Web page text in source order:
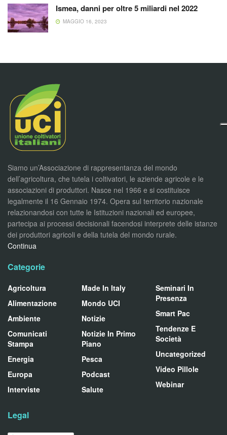
Ismea, danni per oltre 5 miliardi nel 2022
MAGGIO 16, 2023
Siamo un’Associazione di rappresentanza del mondo
dell’agricoltura, che tutela i coltivatori, le aziende agricole e le
associazioni di produttori. Nasce nel 1966 e si costituisce
legalmente il 16 Gennaio 1974. Opera sul territorio nazionale
relazionandosi con tutte le Istituzioni nazionali ed europee,
partecipa ai processi decisionali facendosi interprete delle istanze
dei produttori agricoli e della tutela del mondo rurale.
Continua
Categorie
Agricoltura
Alimentazione
Ambiente
Comunicati
Stampa
Energia
Europa
Interviste
Made In Italy
Mondo UCI
Notizie
Notizie In Primo
Piano
Pesca
Podcast
Salute
Seminari In
Presenza
Smart Pac
Tendenze E
Società
Uncategorized
Video Pillole
Webinar
Legal